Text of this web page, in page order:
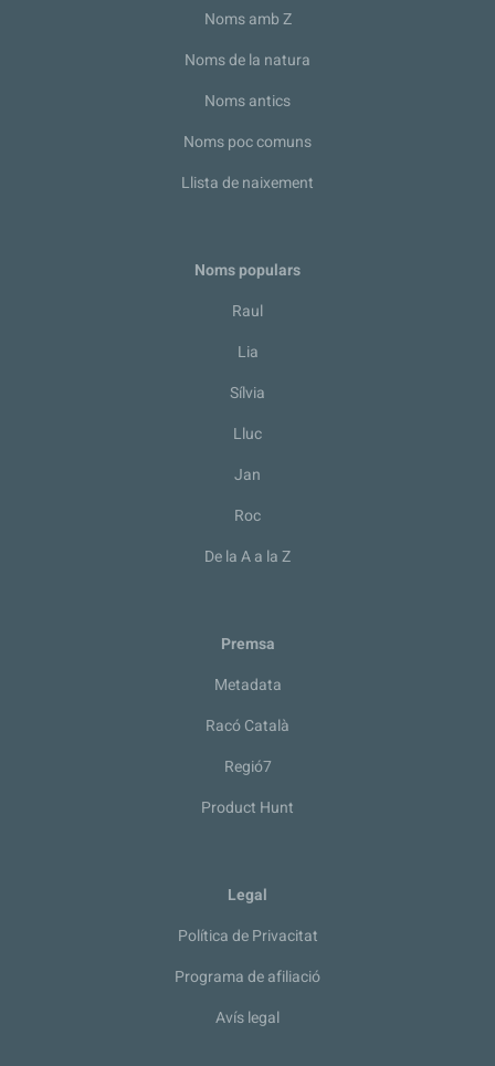
Noms amb Z
Noms de la natura
Noms antics
Noms poc comuns
Llista de naixement
Noms populars
Raul
Lia
Sílvia
Lluc
Jan
Roc
De la A a la Z
Premsa
Metadata
Racó Català
Regió7
Product Hunt
Legal
Política de Privacitat
Programa de afiliació
Avís legal